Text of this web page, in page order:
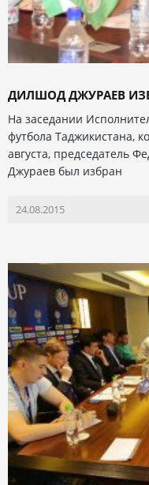
ДИЛШОД ДЖУРАЕВ
На заседании
футбола Таджикистана,
августа, председатель
Джураев был избран
24.08.2015